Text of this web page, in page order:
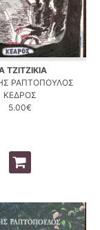
ΤΖΙΤΖΙΚΙΑ
ΡΑΠΤΟΠΟΥΛΟΣ
ΚΕΔΡΟΣ
5.00€